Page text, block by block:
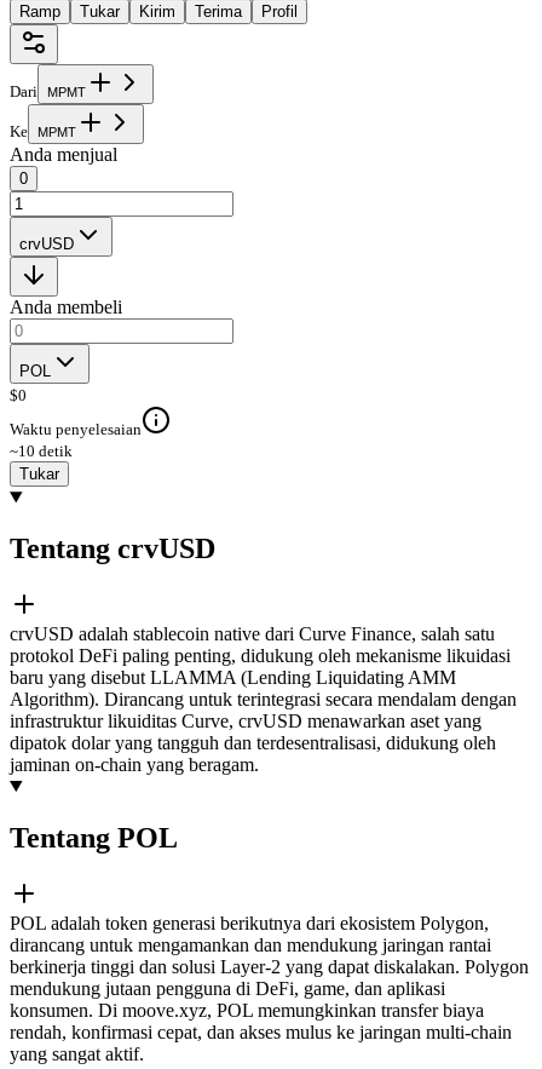
Ramp Tukar Kirim Terima Profil
Dari MPMT
Ke MPMT
Anda menjual
0
crvUSD
Anda membeli
POL
$0
Waktu penyelesaian
~10 detik
Tukar
Tentang crvUSD
crvUSD adalah stablecoin native dari Curve Finance, salah satu
protokol DeFi paling penting, didukung oleh mekanisme likuidasi
baru yang disebut LLAMMA (Lending Liquidating AMM
Algorithm). Dirancang untuk terintegrasi secara mendalam dengan
infrastruktur likuiditas Curve, crvUSD menawarkan aset yang
dipatok dolar yang tangguh dan terdesentralisasi, didukung oleh
jaminan on-chain yang beragam.
Tentang POL
POL adalah token generasi berikutnya dari ekosistem Polygon,
dirancang untuk mengamankan dan mendukung jaringan rantai
berkinerja tinggi dan solusi Layer-2 yang dapat diskalakan. Polygon
mendukung jutaan pengguna di DeFi, game, dan aplikasi
konsumen. Di moove.xyz, POL memungkinkan transfer biaya
rendah, konfirmasi cepat, dan akses mulus ke jaringan multi-chain
yang sangat aktif.